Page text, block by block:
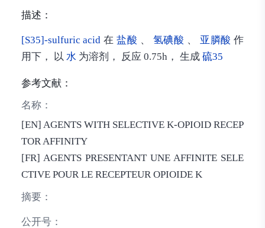
描述：
[S35]-sulfuric acid 在盐酸 、 氢碘酸 、 亚膦酸 作
用下， 以 水 为溶剂， 反应 0.75h， 生成 硫35
参考文献：
名称：
[EN] AGENTS WITH SELECTIVE K-OPIOID RECEP
TOR AFFINITY
[FR] AGENTS PRESENTANT UNE AFFINITE SELE
CTIVE POUR LE RECEPTEUR OPIOIDE K
摘要：
公开号：